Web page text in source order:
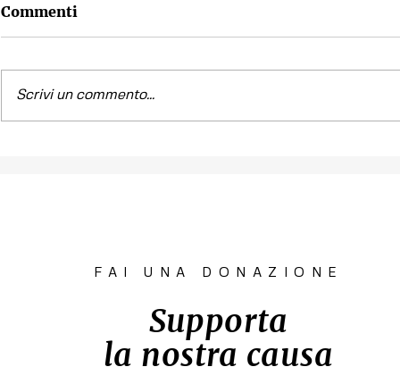
Commenti
Scrivi un commento...
FAI UNA DONAZIONE
Supporta
la nostra causa